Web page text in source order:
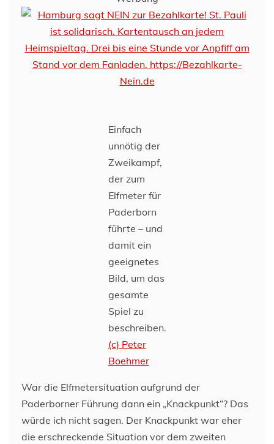
Einfach
unnötig der
Zweikampf,
der zum
Elfmeter für
Paderborn
führte – und
damit ein
geeignetes
Bild, um das
gesamte
Spiel zu
beschreiben.
(c) Peter
Boehmer
War die Elfmetersituation aufgrund der
Paderborner Führung dann ein „Knackpunkt“? Das
würde ich nicht sagen. Der Knackpunkt war eher
die erschreckende Situation vor dem zweiten